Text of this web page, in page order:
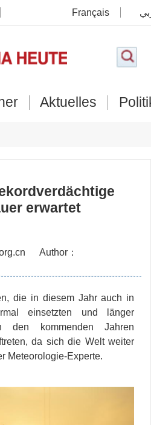
Français
Aktuelles
erwartet
Author：
die in diesem Jahr auch in
einsetzten und länger
den kommenden Jahren
da sich die Welt weiter
Meteorologie-Experte.